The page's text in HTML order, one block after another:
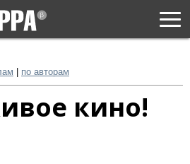
по авторам
кино!